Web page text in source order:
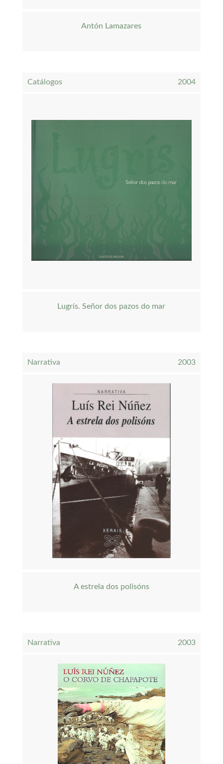
Antón Lamazares
Catálogos 2004
Lugrís. Señor dos pazos do mar
Narrativa 2003
A estrela dos polisóns
Narrativa 2003